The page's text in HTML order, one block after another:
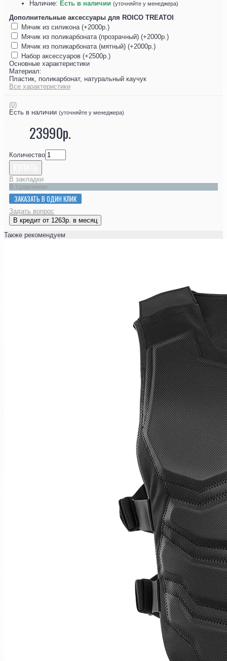
Наличие: Есть в наличии (уточняйте у менеджера)
Дополнительные аксессуары для ROICO TREATOI
Мячик из силикона (+2000р.)
Мячик из поликарбоната (прозрачный) (+2000р.)
Мячик из поликарбоната (мятный) (+2000р.)
Набор аксессуаров (+2500р.)
Основные характеристики
Материал:
Пластик, поликарбонат, натуральный каучук
Все характеристики
(0)
Есть в наличии (уточняйте у менеджера)
23990р.
Количество
В закладки
В сравнение
ЗАКАЗАТЬ В ОДИН КЛИК
Задать вопрос
В кредит от 1263р. в месяц
Также рекомендуем